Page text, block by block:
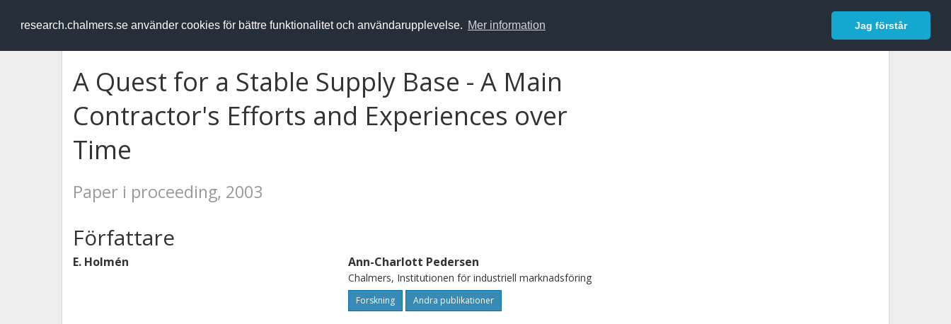
research.chalmers.se använder cookies för bättre funktionalitet och användarupplevelse. Mer information Jag förstår
RESEARCH.chalmers.se Logga in
A Quest for a Stable Supply Base - A Main
Contractor's Efforts and Experiences over
Time
Paper i proceeding, 2003
Författare
E. Holmén Ann-Charlott Pedersen
Chalmers, Institutionen för industriell marknadsföring
Forskning Andra publikationer